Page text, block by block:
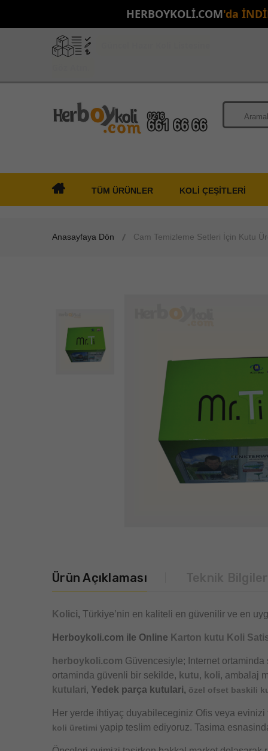
HERBOYKOLİ.COM'da
TÜM ÜRÜNLER KOLİ ÇEŞİTLERİ
Anasayfaya Dön Cam Temizleme Setleri İçin Kutu
Ürün Açıklaması
Kolici, Türkiye’nin en kaliteli en güvenilir ve en
Herboykoli.com ile Online Karton kutu Koli
herboykoli.com Güvencesiyle; Internet
ortaminda güvenli bir sekilde, kutu, koli, ambalaj
kutulari, Yedek parça kutulari, özel ofset baskili
Her yerde ihtiyaç duyabileceginiz Ofis veya
koli üretimi yapip teslim ediyoruz. Tasima